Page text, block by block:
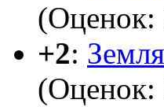
(Оценок:
+2:
(Оценок: